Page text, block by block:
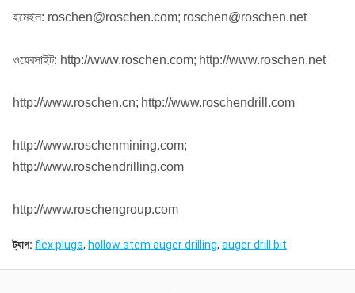
ইমেইল: roschen@roschen.com; roschen@roschen.net
ওয়েবসাইট: http://www.roschen.com; http://www.roschen.net
http://www.roschen.cn; http://www.roschendrill.com
http://www.roschenmining.com;
http://www.roschendrilling.com
http://www.roschengroup.com
ট্যাগ: flex plugs, hollow stem auger drilling, auger drill bit